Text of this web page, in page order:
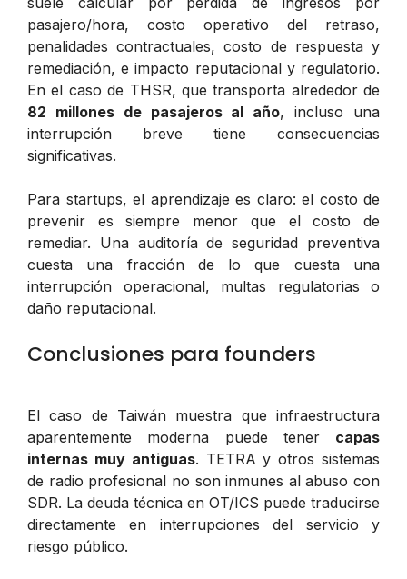
pasajero/hora, costo operativo del retraso,
penalidades contractuales, costo de respuesta y
remediación, e impacto reputacional y regulatorio.
En el caso de THSR, que transporta alrededor de
82 millones de pasajeros al año, incluso una
interrupción breve tiene consecuencias
significativas.
Para startups, el aprendizaje es claro: el costo de
prevenir es siempre menor que el costo de
remediar. Una auditoría de seguridad preventiva
cuesta una fracción de lo que cuesta una
interrupción operacional, multas regulatorias o
daño reputacional.
Conclusiones para founders
El caso de Taiwán muestra que infraestructura
aparentemente moderna puede tener capas
internas muy antiguas. TETRA y otros sistemas
de radio profesional no son inmunes al abuso con
SDR. La deuda técnica en OT/ICS puede traducirse
directamente en interrupciones del servicio y
riesgo público.